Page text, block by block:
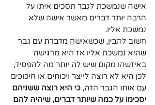
אישה שנמשכת לגבר תסכים איתו על
הרבה יותר דברים מאשר אישה שלא
נמשכת אליו.
חשוב להבין, שכשאישה מדברת עם גבר
שהיא נמשכת אליו אז היא מרגישה
באיזשהו מקום שיש לה יותר מה להפסיד,
לכן היא לא רוצה לייצר ויכוחים או חיכוכים
עם אותו הגבר הזה, כי היא רוצה ששניהם
יסכימו על כמה שיותר דברים, שיהיה להם